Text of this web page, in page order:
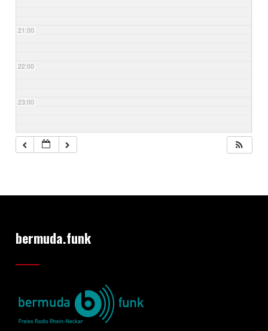
21:00
22:00
23:00
bermuda.funk